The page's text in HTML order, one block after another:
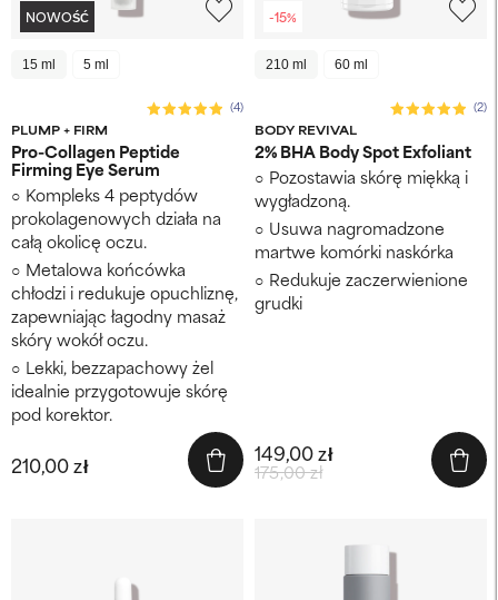
NOWOŚĆ
15 ml 5 ml
PLUMP + FIRM
(4)
Pro-Collagen Peptide
Firming Eye Serum
Kompleks 4 peptydów
prokolagenowych działa na
całą okolicę oczu.
Metalowa końcówka
chłodzi i redukuje opuchliznę,
zapewniając łagodny masaż
skóry wokół oczu.
Lekki, bezzapachowy żel
idealnie przygotowuje skórę
pod korektor.
210,00 zł
-15%
210 ml 60 ml
BODY REVIVAL
(2)
2% BHA Body Spot Exfoliant
Pozostawia skórę miękką i
wygładzoną.
Usuwa nagromadzone
martwe komórki naskórka
Redukuje zaczerwienione
grudki
175,00 zł
149,00 zł